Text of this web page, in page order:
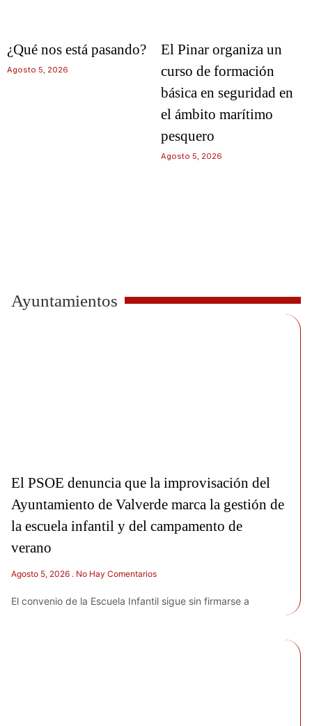
¿Qué nos está pasando?
Agosto 5, 2026
El Pinar organiza un
curso de formación
básica en seguridad en
el ámbito marítimo
pesquero
Agosto 5, 2026
Ayuntamientos
El PSOE denuncia que la improvisación del
Ayuntamiento de Valverde marca la gestión de
la escuela infantil y del campamento de
verano
Agosto 5, 2026 No Hay Comentarios
El convenio de la Escuela Infantil sigue sin firmarse a